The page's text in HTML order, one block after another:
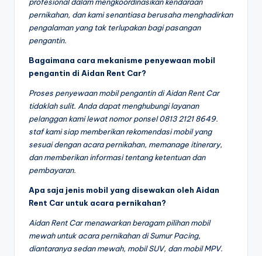
pernikahan, dan kami senantiasa berusaha menghadirkan
pengalaman yang tak terlupakan bagi pasangan
pengantin.
Bagaimana cara mekanisme penyewaan mobil
pengantin di Aidan Rent Car?
Proses penyewaan mobil pengantin di Aidan Rent Car
tidaklah sulit. Anda dapat menghubungi layanan
pelanggan kami lewat nomor ponsel 0813 2121 8649.
staf kami siap memberikan rekomendasi mobil yang
sesuai dengan acara pernikahan, memanage itinerary,
dan memberikan informasi tentang ketentuan dan
pembayaran.
Apa saja jenis mobil yang disewakan oleh Aidan
Rent Car untuk acara pernikahan?
Aidan Rent Car menawarkan beragam pilihan mobil
mewah untuk acara pernikahan di Sumur Pacing,
diantaranya sedan mewah, mobil SUV, dan mobil MPV.